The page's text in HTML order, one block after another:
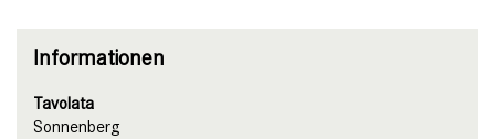
Informationen
Tavolata
Sonnenberg